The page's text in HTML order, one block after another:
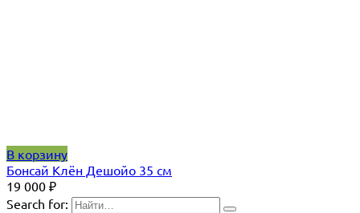
В корзину
Бонсай Клён Дешойо 35 см
19 000 ₽
Search for: